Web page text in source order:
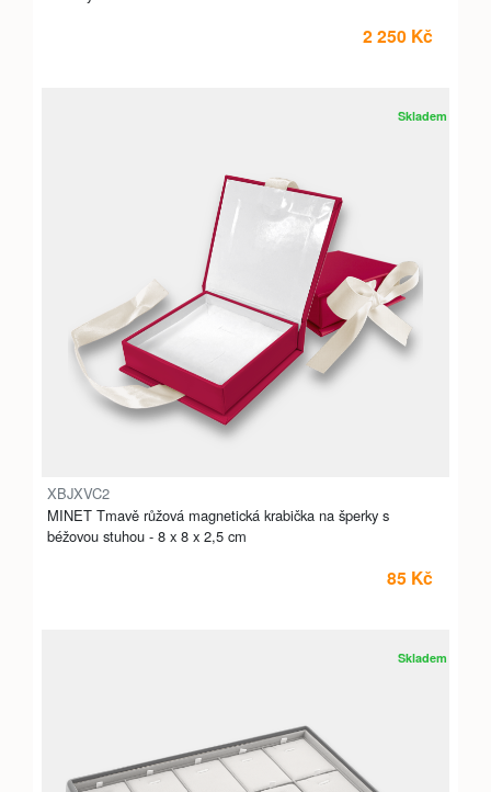
2 250 Kč
Skladem
XBJXVC2
MINET Tmavě růžová magnetická krabička na šperky s
béžovou stuhou - 8 x 8 x 2,5 cm
85 Kč
Skladem